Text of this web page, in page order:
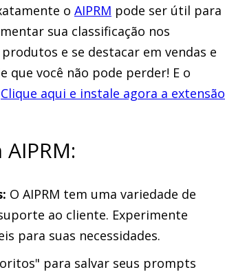
o AIPRM pode ser útil para
sua classificação nos
e se destacar em vendas e
que você não pode perder! E o
Clique aqui e instale agora a extensão
O AIPRM tem uma variedade de
ao cliente. Experimente
para suas necessidades.
para salvar seus prompts